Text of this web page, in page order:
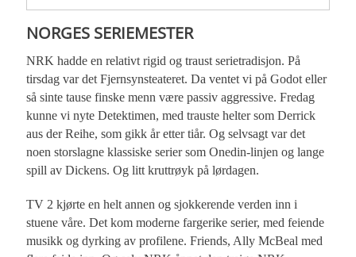
NORGES SERIEMESTER
NRK hadde en relativt rigid og traust serietradisjon. På
tirsdag var det Fjernsynsteateret. Da ventet vi på Godot eller
så sinte tause finske menn være passiv aggressive. Fredag
kunne vi nyte Detektimen, med trauste helter som Derrick
aus der Reihe, som gikk år etter tiår. Og selvsagt var det
noen storslagne klassiske serier som Onedin-linjen og lange
spill av Dickens. Og litt kruttrøyk på lørdagen.
TV 2 kjørte en helt annen og sjokkerende verden inn i
stuene våre. Det kom moderne fargerike serier, med feiende
musikk og dyrking av profilene. Friends, Ally McBeal med